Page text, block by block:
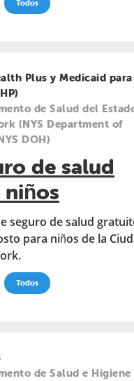
Todos
Plus y Medicaid para
de Salud del
(NYS Department of
DOH)
de salud
niños
seguro de salud
para niños de la
Todos
de Salud e Higiene